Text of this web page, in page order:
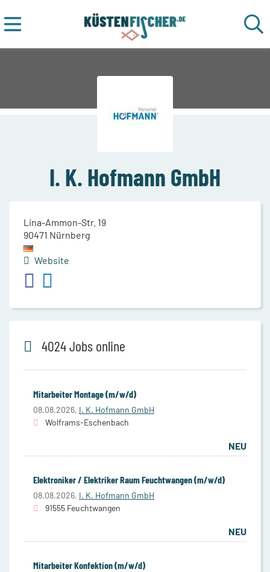
I. K. Hofmann GmbH
Lina-Ammon-Str. 19
90471 Nürnberg
Website
4024 Jobs online
Mitarbeiter Montage (m/w/d)
08.08.2026, I. K. Hofmann GmbH
Wolframs-Eschenbach
NEU
Elektroniker / Elektriker Raum Feuchtwangen (m/w/d)
08.08.2026, I. K. Hofmann GmbH
91555 Feuchtwangen
NEU
Mitarbeiter Konfektion (m/w/d)